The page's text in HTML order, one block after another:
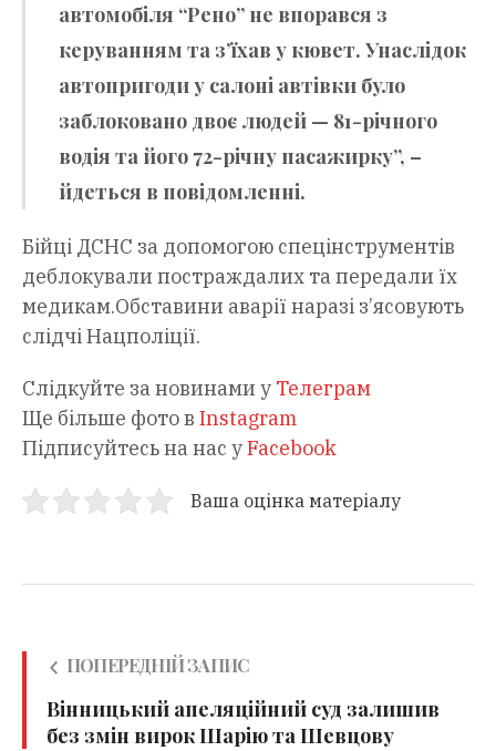
автомобіля “Рено” не впорався з
керуванням та з’їхав у кювет. Унаслідок
автопригоди у салоні автівки було
заблоковано двоє людей — 81-річного
водія та його 72-річну пасажирку”, –
йдеться в повідомленні.
Бійці ДСНС за допомогою спецінструментів
деблокували постраждалих та передали їх
медикам.Обставини аварії наразі з’ясовують
слідчі Нацполіції.
Слідкуйте за новинами у Телеграм
Ще більше фото в Instagram
Підписуйтесь на нас уFacebook
Ваша оцінка матеріалу
ПОПЕРЕДНІЙ ЗАПИС
Вінницький апеляційний суд залишив
без змін вирок Шарію та Шевцову